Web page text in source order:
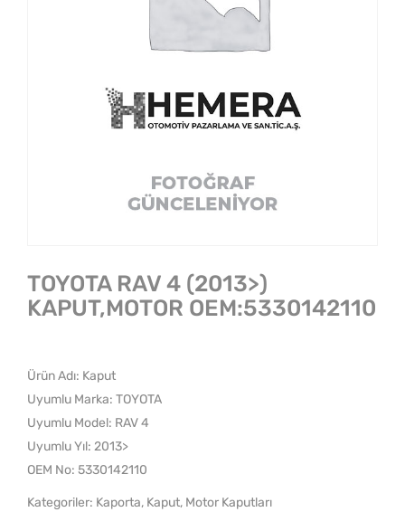
TOYOTA RAV 4 (2013>)
KAPUT,MOTOR OEM:5330142110
Ürün Adı: Kaput
Uyumlu Marka: TOYOTA
Uyumlu Model: RAV 4
Uyumlu Yıl: 2013>
OEM No: 5330142110
Kategoriler: Kaporta, Kaput, Motor Kaputları